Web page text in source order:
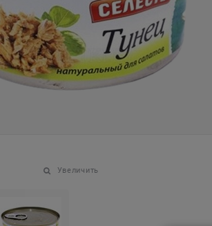
Увеличить